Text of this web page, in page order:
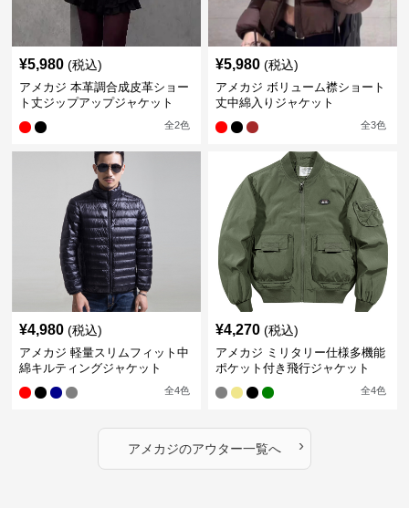
¥5,980 (税込)
アメカジ 本革調合成皮革ショー
ト丈ジップアップジャケット
全2色
¥5,980 (税込)
アメカジ ボリューム襟ショート
丈中綿入りジャケット
全3色
¥4,980 (税込)
アメカジ 軽量スリムフィット中
綿キルティングジャケット
全4色
¥4,270 (税込)
アメカジ ミリタリー仕様多機能
ポケット付き飛行ジャケット
全4色
アメカジのアウター一覧へ ›